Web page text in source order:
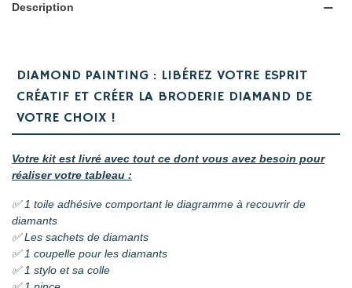
Description
DIAMOND PAINTING : LIBÉREZ VOTRE ESPRIT
CRÉATIF ET CRÉER LA BRODERIE DIAMAND DE
VOTRE CHOIX !
Votre kit est livré avec tout ce dont vous avez besoin pour
réaliser votre tableau :
✅ 1 toile adhésive comportant le diagramme à recouvrir de
diamants
✅ Les sachets de diamants
✅ 1 coupelle pour les diamants
✅ 1 stylo et sa colle